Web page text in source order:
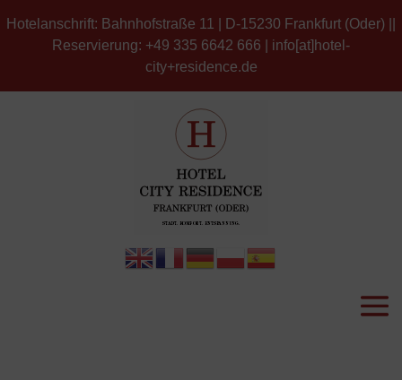
Hotelanschrift: Bahnhofstraße 11 | D-15230 Frankfurt (Oder) ||
Reservierung: +49 335 6642 666 | info[at]hotel-
city+residence.de